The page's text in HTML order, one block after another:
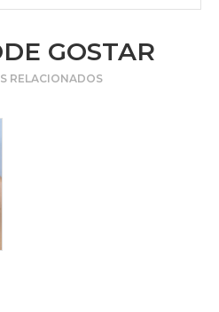
GOSTAR
RELACIONADOS